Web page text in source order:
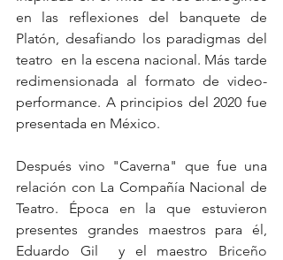
en las reflexiones del banquete de
Platón, desafiando los paradigmas del
teatro  en la escena nacional. Más tarde
redimensionada al formato de video-
performance. A principios del 2020 fue
presentada en México.
Después vino "Caverna" que fue una
relación con La Compañía Nacional de
Teatro. Época en la que estuvieron
presentes grandes maestros para él,
Eduardo Gil  y el maestro Briceño